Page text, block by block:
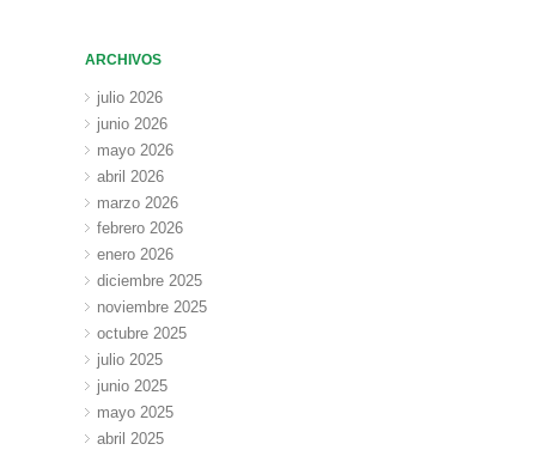
ARCHIVOS
julio 2026
junio 2026
mayo 2026
abril 2026
marzo 2026
febrero 2026
enero 2026
diciembre 2025
noviembre 2025
octubre 2025
julio 2025
junio 2025
mayo 2025
abril 2025